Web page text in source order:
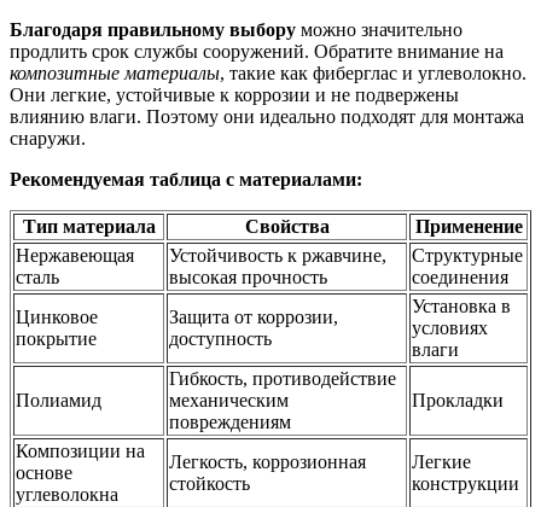
Благодаря правильному выбору можно значительно
продлить срок службы сооружений. Обратите внимание на
композитные материалы, такие как фиберглас и углеволокно.
Они легкие, устойчивые к коррозии и не подвержены
влиянию влаги. Поэтому они идеально подходят для монтажа
снаружи.
Рекомендуемая таблица с материалами:
Тип материала Свойства
Применение
Нержавеющая
сталь
Устойчивость к ржавчине,
высокая прочность
Структурные
соединения
Цинковое
покрытие
Защита от коррозии,
доступность
Установка в
условиях
влаги
Полиамид
Гибкость, противодействие
механическим
повреждениям
Прокладки
Композиции на
основе
углеволокна
Легкость, коррозионная
стойкость
Легкие
конструкции